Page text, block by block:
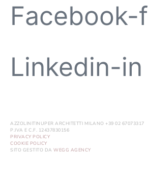
Facebook-f
Linkedin-in
AZZOLINITINUPER ARCHITETTI MILANO +39 02 67073317
P.IVA E C.F. 12437830156
PRIVACY POLICY
COOKIE POLICY
SITO GESTITO DA WEGG AGENCY